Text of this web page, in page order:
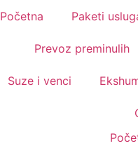
Početna Paketi
Prevoz preminulih
Suze i venci